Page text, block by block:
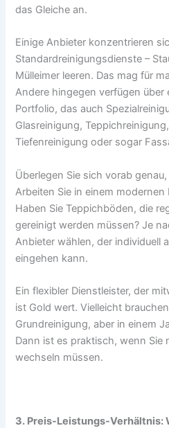
das Gleiche an.
Einige Anbieter konzentrieren
Standardreinigungsdienste –
Mülleimer leeren. Das mag für
Andere hingegen verfügen über
Portfolio, das auch
Glasreinigung,
Tiefenreinigung oder sogar
Überlegen Sie sich vorab
Arbeiten Sie in einem modernen
Haben Sie Teppichböden, die
gereinigt werden müssen? Je
Anbieter wählen, der individuell
eingehen kann.
Ein flexibler Dienstleister, der
ist Gold wert. Vielleicht
Grundreinigung, aber in einem
Dann ist es praktisch, wenn Sie
wechseln müssen.
3. Preis-Leistungs-Verhältnis: